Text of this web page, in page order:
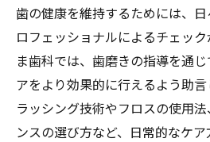
歯の健康を維持するためには、
ロフェッショナルによるチェッ
ま歯科では、歯磨きの指導を通
アをより効果的に行えるよう助
ラッシング技術やフロスの使用
ンスの選び方など、日常的なケ